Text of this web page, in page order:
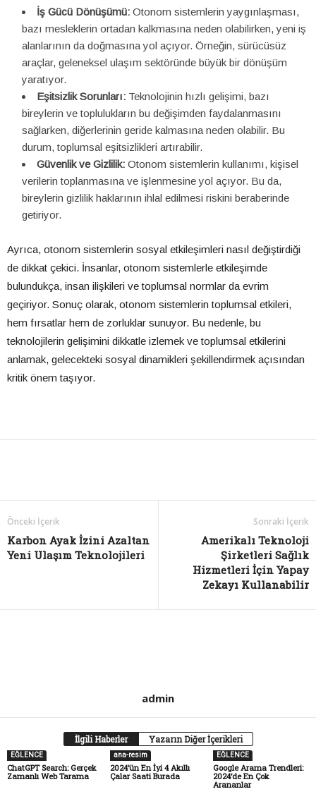
İş Gücü Dönüşümü: Otonom sistemlerin yaygınlaşması,
bazı mesleklerin ortadan kalkmasına neden olabilirken, yeni iş
alanlarının da doğmasına yol açıyor. Örneğin, sürücüsüz
araçlar, geleneksel ulaşım sektöründe büyük bir dönüşüm
yaratıyor.
Eşitsizlik Sorunları: Teknolojinin hızlı gelişimi, bazı
bireylerin ve toplulukların bu değişimden faydalanmasını
sağlarken, diğerlerinin geride kalmasına neden olabilir. Bu
durum, toplumsal eşitsizlikleri artırabilir.
Güvenlik ve Gizlilik: Otonom sistemlerin kullanımı, kişisel
verilerin toplanmasına ve işlenmesine yol açıyor. Bu da,
bireylerin gizlilik haklarının ihlal edilmesi riskini beraberinde
getiriyor.
Ayrıca, otonom sistemlerin sosyal etkileşimleri nasıl değiştirdiği
de dikkat çekici. İnsanlar, otonom sistemlerle etkileşimde
bulundukça, insan ilişkileri ve toplumsal normlar da evrim
geçiriyor. Sonuç olarak, otonom sistemlerin toplumsal etkileri,
hem fırsatlar hem de zorluklar sunuyor. Bu nedenle, bu
teknolojilerin gelişimini dikkatle izlemek ve toplumsal etkilerini
anlamak, gelecekteki sosyal dinamikleri şekillendirmek açısından
kritik önem taşıyor.
Önceki İçerik
Karbon Ayak İzini Azaltan
Yeni Ulaşım Teknolojileri
Sonraki İçerik
Amerikalı Teknoloji
Şirketleri Sağlık
Hizmetleri İçin Yapay
Zekayı Kullanabilir
admin
İlgili Haberler Yazarın Diğer İçerikleri
EĞLENCE
ChatGPT Search: Gerçek
Zamanlı Web Tarama
ana-resim
2024’ün En İyi 4 Akıllı
Çalar Saati Burada
EĞLENCE
Google Arama Trendleri:
2024’de En Çok
Arananlar